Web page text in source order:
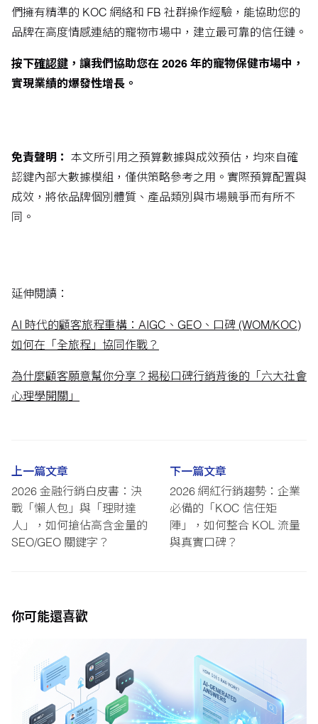
們擁有精準的 KOC 網絡和 FB 社群操作經驗，能協助您的
品牌在高度情感連結的寵物市場中，建立最可靠的信任鏈。
按下確認鍵 ，讓我們協助您在 2026 年的寵物保健市場中，
實現業績的爆發性增長。
免責聲明：
本文所引用之預算數據與成效預估，均來自確
認鍵內部大數據模組，僅供策略參考之用。實際預算配置與
成效，將依品牌個別體質、產品類別與市場競爭而有所不
同。
延伸閱讀：
AI 時代的顧客旅程重構：AIGC、GEO、口碑 (WOM/KOC)
如何在「全旅程」協同作戰？
為什麼顧客願意幫你分享？揭秘口碑行銷背後的「六大社會
心理學開關」
上一篇文章
2026 金融行銷白皮書：決
戰「懶人包」與「理財達
人」，如何搶佔高含金量的
SEO/GEO 關鍵字？
下一篇文章
2026 網紅行銷趨勢：企業
必備的「KOC 信任矩
陣」，如何整合 KOL 流量
與真實口碑？
你可能還喜歡